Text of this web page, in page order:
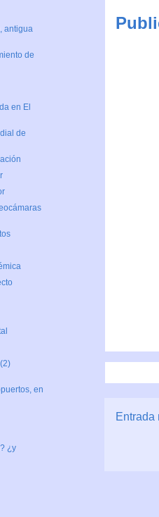
Entrada
antigua
de
en El
de
en
¿y